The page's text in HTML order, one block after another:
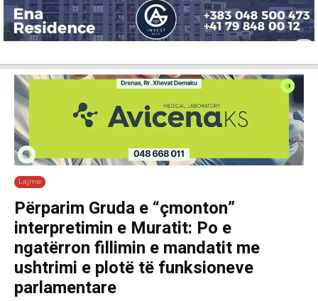
Lajme
Përparim Gruda e “çmonton”
interpretimin e Muratit: Po e
ngatërron fillimin e mandatit me
ushtrimi e plotë të funksioneve
parlamentare